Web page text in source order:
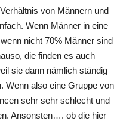
von Männern und
Wenn Männer in eine
nicht 70% Männer sind
die finden es auch
sie dann nämlich ständig
Wenn also eine Gruppe von
sehr sehr schlecht und
Ansonsten…. ob die hier